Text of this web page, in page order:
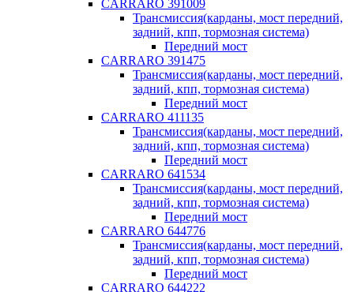
CARRARO 391009
Трансмиссия(карданы, мост передний,
задний, кпп, тормозная система)
Передний мост
CARRARO 391475
Трансмиссия(карданы, мост передний,
задний, кпп, тормозная система)
Передний мост
CARRARO 411135
Трансмиссия(карданы, мост передний,
задний, кпп, тормозная система)
Передний мост
CARRARO 641534
Трансмиссия(карданы, мост передний,
задний, кпп, тормозная система)
Передний мост
CARRARO 644776
Трансмиссия(карданы, мост передний,
задний, кпп, тормозная система)
Передний мост
CARRARO 644222